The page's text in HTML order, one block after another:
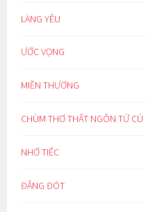
LÀNG YÊU
ƯỚC VỌNG
MIỀN THƯƠNG
CHÙM THƠ THẤT NGÔN TỨ CÚ
NHỚ TIẾC
ĐẮNG ĐÓT